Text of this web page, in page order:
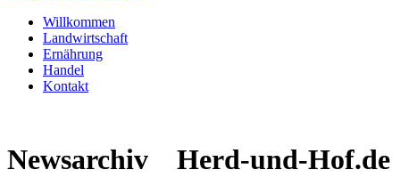
Willkommen
Landwirtschaft
Ernährung
Handel
Kontakt
Newsarchiv Herd-und-Hof.de